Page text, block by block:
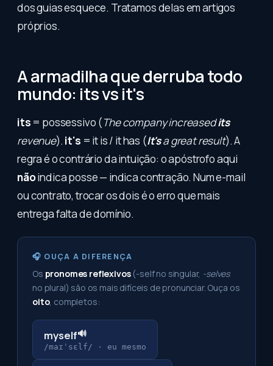
dos guias esquece. Tratamos delas em artigos
próprios.
A armadilha que derruba todo
mundo: its vs it's
its = possessivo (The company increasedits
revenue). it's = it is / it has (It'sa great result). A
regra é o contrário da intuição: o apóstrofo aqui
nãoindica posse — indica contração. Num e-mail
ou contrato, trocar os dois é o erro que mais
entrega falta de domínio.
🎧 OUÇA A DIFERENÇA
Os pronomes reflexivos(-self no singular, -selves
no plural) são os mais difíceis de pronunciar. Ouça os
oito, completos:
myself🔊
/maɪˈsɛlf/ · eu mesmo